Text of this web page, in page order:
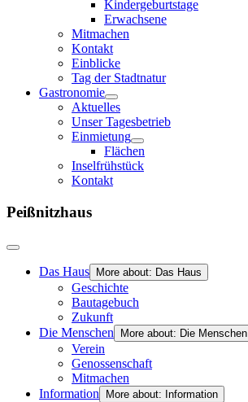
Kindergeburtstage
Erwachsene
Mitmachen
Kontakt
Einblicke
Tag der Stadtnatur
Gastronomie
Aktuelles
Unser Tagesbetrieb
Einmietung
Flächen
Inselfrühstück
Kontakt
Peißnitzhaus
Das Haus More about: Das Haus
Geschichte
Bautagebuch
Zukunft
Die Menschen
More about: Die Menschen
Verein
Genossenschaft
Mitmachen
Information
More about: Information